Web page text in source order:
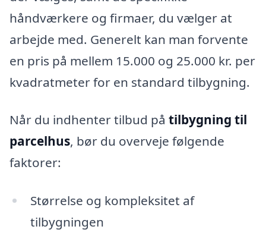
håndværkere og firmaer, du vælger at
arbejde med. Generelt kan man forvente
en pris på mellem 15.000 og 25.000 kr. per
kvadratmeter for en standard tilbygning.
Når du indhenter tilbud på tilbygning til
parcelhus, bør du overveje følgende
faktorer:
Størrelse og kompleksitet af
tilbygningen